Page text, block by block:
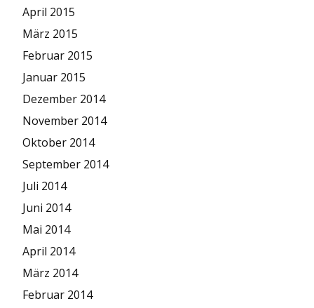
April 2015
März 2015
Februar 2015
Januar 2015
Dezember 2014
November 2014
Oktober 2014
September 2014
Juli 2014
Juni 2014
Mai 2014
April 2014
März 2014
Februar 2014